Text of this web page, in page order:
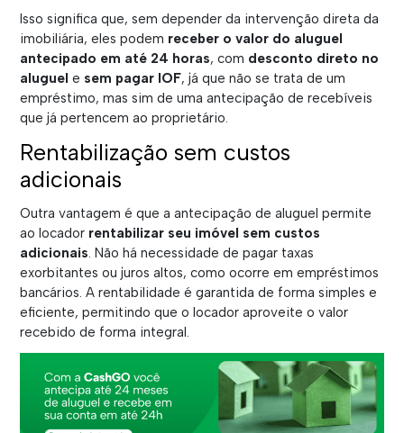
Isso significa que, sem depender da intervenção direta da
imobiliária, eles podem receber o valor do aluguel
antecipado em até 24 horas, com desconto direto no
aluguel e sem pagar IOF, já que não se trata de um
empréstimo, mas sim de uma antecipação de recebíveis
que já pertencem ao proprietário.
Rentabilização sem custos
adicionais
Outra vantagem é que a antecipação de aluguel permite
ao locador rentabilizar seu imóvel sem custos
adicionais. Não há necessidade de pagar taxas
exorbitantes ou juros altos, como ocorre em empréstimos
bancários. A rentabilidade é garantida de forma simples e
eficiente, permitindo que o locador aproveite o valor
recebido de forma integral.